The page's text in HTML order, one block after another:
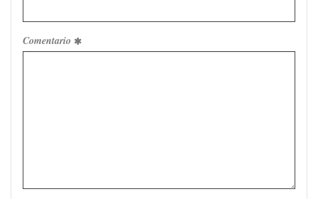
Comentario